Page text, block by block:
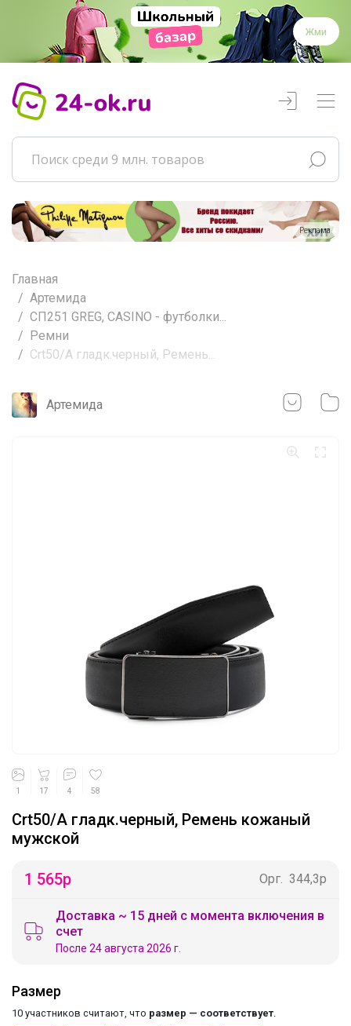
Жми
Реклама
Главная
Артемида
СП251 GREG, CASINO - футболки...
Ремни
Crt50/A гладк.черный, Ремень...
Артемида
1 17 4 58
Crt50/A гладк.черный, Ремень кожаный
мужской
1 565р Орг. 344,3р
Доставка ~ 15 дней с момента включения в
счет
После 24 августа 2026 г.
Размер
10 участников считают, что размер — соответствует